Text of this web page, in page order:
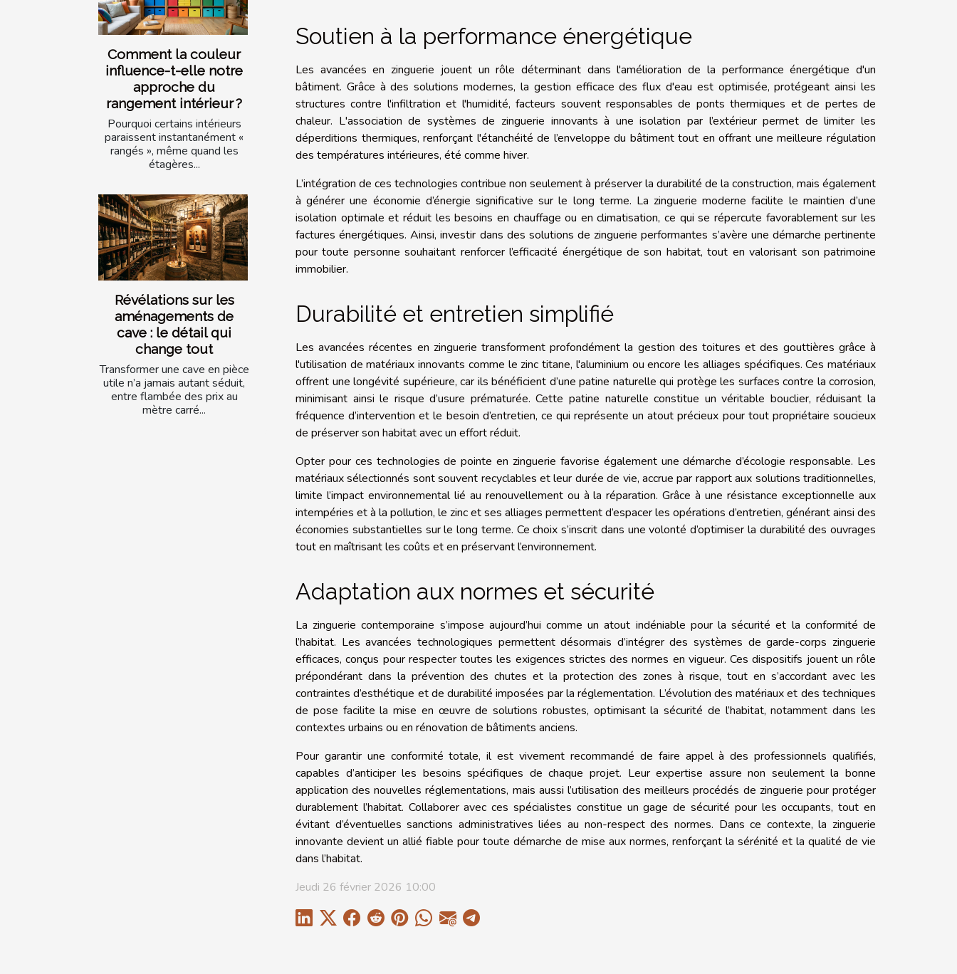
Comment la couleur
influence-t-elle notre
approche du
rangement intérieur ?
Pourquoi certains intérieurs
paraissent instantanément «
rangés », même quand les
étagères...
Révélations sur les
aménagements de
cave : le détail qui
change tout
Transformer une cave en pièce
utile n’a jamais autant séduit,
entre flambée des prix au
mètre carré...
Soutien à la performance énergétique
Les avancées en zinguerie jouent un rôle déterminant dans l'amélioration de la performance énergétique d'un
bâtiment. Grâce à des solutions modernes, la gestion efficace des flux d'eau est optimisée, protégeant ainsi les
structures contre l'infiltration et l'humidité, facteurs souvent responsables de ponts thermiques et de pertes de
chaleur. L'association de systèmes de zinguerie innovants à une isolation par l’extérieur permet de limiter les
déperditions thermiques, renforçant l'étanchéité de l’enveloppe du bâtiment tout en offrant une meilleure régulation
des températures intérieures, été comme hiver.
L’intégration de ces technologies contribue non seulement à préserver la durabilité de la construction, mais également
à générer une économie d’énergie significative sur le long terme. La zinguerie moderne facilite le maintien d’une
isolation optimale et réduit les besoins en chauffage ou en climatisation, ce qui se répercute favorablement sur les
factures énergétiques. Ainsi, investir dans des solutions de zinguerie performantes s’avère une démarche pertinente
pour toute personne souhaitant renforcer l’efficacité énergétique de son habitat, tout en valorisant son patrimoine
immobilier.
Durabilité et entretien simplifié
Les avancées récentes en zinguerie transforment profondément la gestion des toitures et des gouttières grâce à
l'utilisation de matériaux innovants comme le zinc titane, l'aluminium ou encore les alliages spécifiques. Ces matériaux
offrent une longévité supérieure, car ils bénéficient d’une patine naturelle qui protège les surfaces contre la corrosion,
minimisant ainsi le risque d’usure prématurée. Cette patine naturelle constitue un véritable bouclier, réduisant la
fréquence d’intervention et le besoin d’entretien, ce qui représente un atout précieux pour tout propriétaire soucieux
de préserver son habitat avec un effort réduit.
Opter pour ces technologies de pointe en zinguerie favorise également une démarche d’écologie responsable. Les
matériaux sélectionnés sont souvent recyclables et leur durée de vie, accrue par rapport aux solutions traditionnelles,
limite l’impact environnemental lié au renouvellement ou à la réparation. Grâce à une résistance exceptionnelle aux
intempéries et à la pollution, le zinc et ses alliages permettent d’espacer les opérations d’entretien, générant ainsi des
économies substantielles sur le long terme. Ce choix s’inscrit dans une volonté d’optimiser la durabilité des ouvrages
tout en maîtrisant les coûts et en préservant l’environnement.
Adaptation aux normes et sécurité
La zinguerie contemporaine s’impose aujourd’hui comme un atout indéniable pour la sécurité et la conformité de
l’habitat. Les avancées technologiques permettent désormais d’intégrer des systèmes de garde-corps zinguerie
efficaces, conçus pour respecter toutes les exigences strictes des normes en vigueur. Ces dispositifs jouent un rôle
prépondérant dans la prévention des chutes et la protection des zones à risque, tout en s’accordant avec les
contraintes d’esthétique et de durabilité imposées par la réglementation. L’évolution des matériaux et des techniques
de pose facilite la mise en œuvre de solutions robustes, optimisant la sécurité de l’habitat, notamment dans les
contextes urbains ou en rénovation de bâtiments anciens.
Pour garantir une conformité totale, il est vivement recommandé de faire appel à des professionnels qualifiés,
capables d’anticiper les besoins spécifiques de chaque projet. Leur expertise assure non seulement la bonne
application des nouvelles réglementations, mais aussi l’utilisation des meilleurs procédés de zinguerie pour protéger
durablement l’habitat. Collaborer avec ces spécialistes constitue un gage de sécurité pour les occupants, tout en
évitant d’éventuelles sanctions administratives liées au non-respect des normes. Dans ce contexte, la zinguerie
innovante devient un allié fiable pour toute démarche de mise aux normes, renforçant la sérénité et la qualité de vie
dans l’habitat.
Jeudi 26 février 2026 10:00